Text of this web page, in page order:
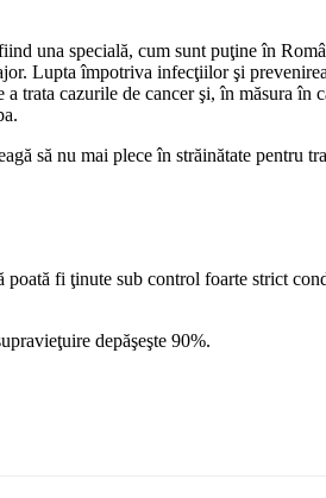
una specială, cum sunt puţine în
Lupta împotriva infecţiilor şi
trata cazurile de cancer şi, în măsura în
să nu mai plece în străinătate pentru
poată fi ţinute sub control foarte strict
depăşeşte 90%.